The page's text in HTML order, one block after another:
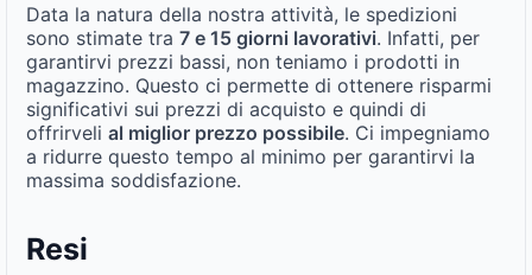
Data la natura della nostra attività, le spedizioni
sono stimate tra 7 e 15 giorni lavorativi. Infatti, per
garantirvi prezzi bassi, non teniamo i prodotti in
magazzino. Questo ci permette di ottenere risparmi
significativi sui prezzi di acquisto e quindi di
offrirveli al miglior prezzo possibile. Ci impegniamo
a ridurre questo tempo al minimo per garantirvi la
massima soddisfazione.
Resi